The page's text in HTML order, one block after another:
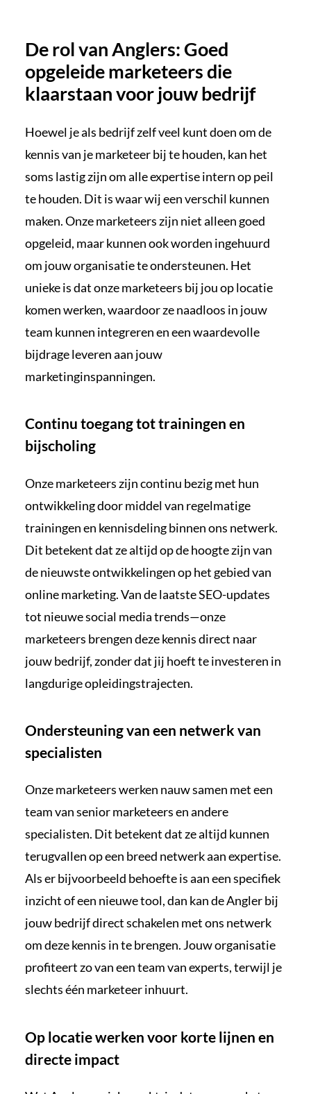
De rol van Anglers: Goed
opgeleide marketeers die
klaarstaan voor jouw bedrijf
Hoewel je als bedrijf zelf veel kunt doen om de
kennis van je marketeer bij te houden, kan het
soms lastig zijn om alle expertise intern op peil
te houden. Dit is waar wij een verschil kunnen
maken. Onze marketeers zijn niet alleen goed
opgeleid, maar kunnen ook worden ingehuurd
om jouw organisatie te ondersteunen. Het
unieke is dat onze marketeers bij jou op locatie
komen werken, waardoor ze naadloos in jouw
team kunnen integreren en een waardevolle
bijdrage leveren aan jouw
marketinginspanningen.
Continu toegang tot trainingen en
bijscholing
Onze marketeers zijn continu bezig met hun
ontwikkeling door middel van regelmatige
trainingen en kennisdeling binnen ons netwerk.
Dit betekent dat ze altijd op de hoogte zijn van
de nieuwste ontwikkelingen op het gebied van
online marketing. Van de laatste SEO-updates
tot nieuwe social media trends—onze
marketeers brengen deze kennis direct naar
jouw bedrijf, zonder dat jij hoeft te investeren in
langdurige opleidingstrajecten.
Ondersteuning van een netwerk van
specialisten
Onze marketeers werken nauw samen met een
team van senior marketeers en andere
specialisten. Dit betekent dat ze altijd kunnen
terugvallen op een breed netwerk aan expertise.
Als er bijvoorbeeld behoefte is aan een specifiek
inzicht of een nieuwe tool, dan kan de Angler bij
jouw bedrijf direct schakelen met ons netwerk
om deze kennis in te brengen. Jouw organisatie
profiteert zo van een team van experts, terwijl je
slechts één marketeer inhuurt.
Op locatie werken voor korte lijnen en
directe impact